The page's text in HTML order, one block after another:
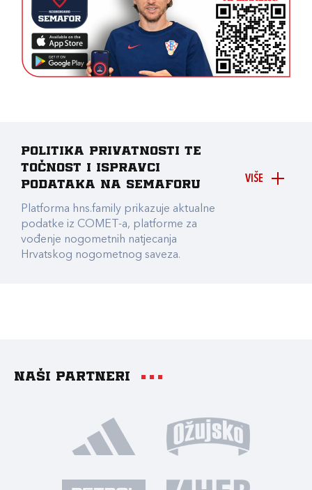
VIŠE
Politika privatnosti te
točnost i ispravci
podataka na Semaforu
Platforma hns.family prikazuje aktualne
podatke iz COMET-a, platforme za
vođenje nogometnih natjecanja
Hrvatskog nogometnog saveza.
Naši partneri